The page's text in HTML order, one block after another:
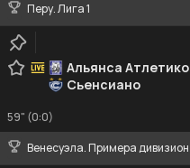
Перу. Лига 1
Альянса Атлетико
Сьенсиано
59" (0:0)
Венесуэла. Примера дивизион